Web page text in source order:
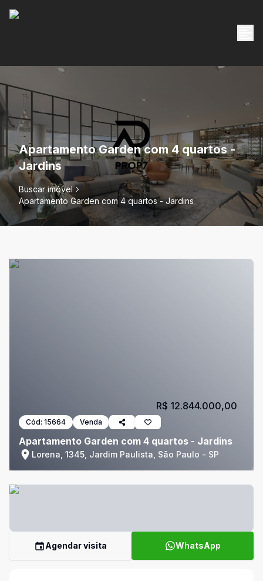
Apartamento Garden com 4 quartos -
Jardins
Buscar imóvel
Apartamento Garden com 4 quartos - Jardins
Cód: 15664 Venda
Apartamento Garden com 4 quartos - Jardins
Lorena, 1345, Jardim Paulista, São Paulo - SP
R$ 12.844.000,00
Agendar visita WhatsApp